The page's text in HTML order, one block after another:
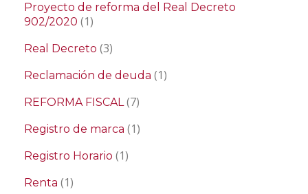
Proyecto de reforma del Real Decreto
902/2020 (1)
Real Decreto (3)
Reclamación de deuda (1)
REFORMA FISCAL(7)
Registro de marca (1)
Registro Horario (1)
Renta (1)